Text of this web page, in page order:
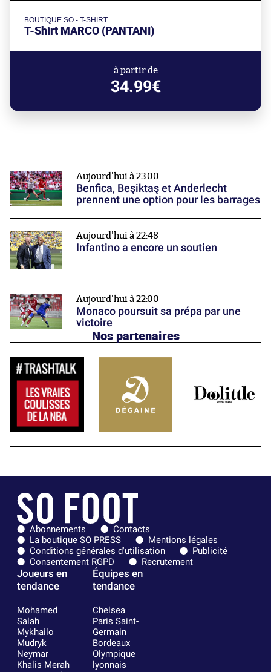
BOUTIQUE SO - T-SHIRT
T-Shirt MARCO (PANTANI)
à partir de
34.99€
Aujourd'hui à 23:00
Benfica, Beşiktaş et Anderlecht
prennent une option pour les barrages
Aujourd'hui à 22:48
Infantino a encore un soutien
Aujourd'hui à 22:00
Monaco poursuit sa prépa par une
victoire
Nos partenaires
Abonnements
Contacts
La boutique SO PRESS
Mentions légales
Conditions générales d'utilisation
Publicité
Consentement RGPD
Recrutement
Joueurs en
tendance
Mohamed
Salah
Mykhailo
Mudryk
Neymar
Khalis Merah
Équipes en
tendance
Chelsea
Paris Saint-
Germain
Bordeaux
Olympique
lyonnais